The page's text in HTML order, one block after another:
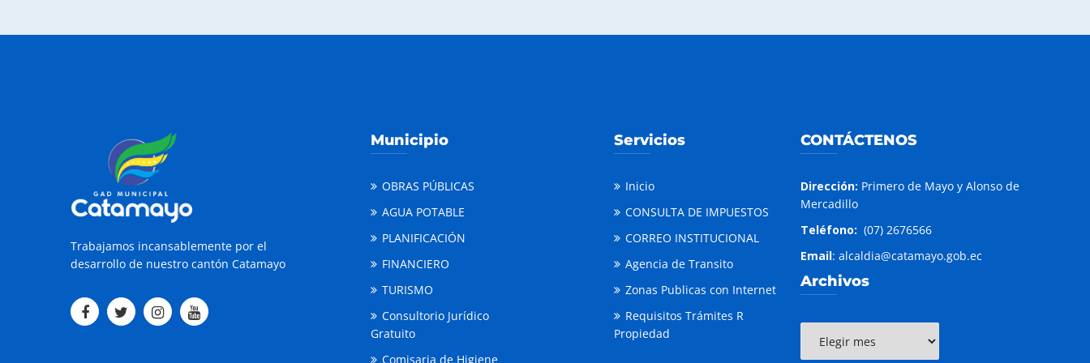
Trabajamos incansablemente por el
desarrollo de nuestro cantón Catamayo
Municipio
OBRAS PÚBLICAS
AGUA POTABLE
PLANIFICACIÓN
FINANCIERO
TURISMO
Consultorio Jurídico
Gratuito
Comisaria de Higiene
Servicios
Inicio
CONSULTA DE IMPUESTOS
CORREO INSTITUCIONAL
Agencia de Transito
Zonas Publicas con Internet
Requisitos Trámites R
Propiedad
CONTÁCTENOS
Dirección: Primero de Mayo y Alonso de
Mercadillo
Teléfono: (07) 2676566
Email: alcaldia@catamayo.gob.ec
Archivos